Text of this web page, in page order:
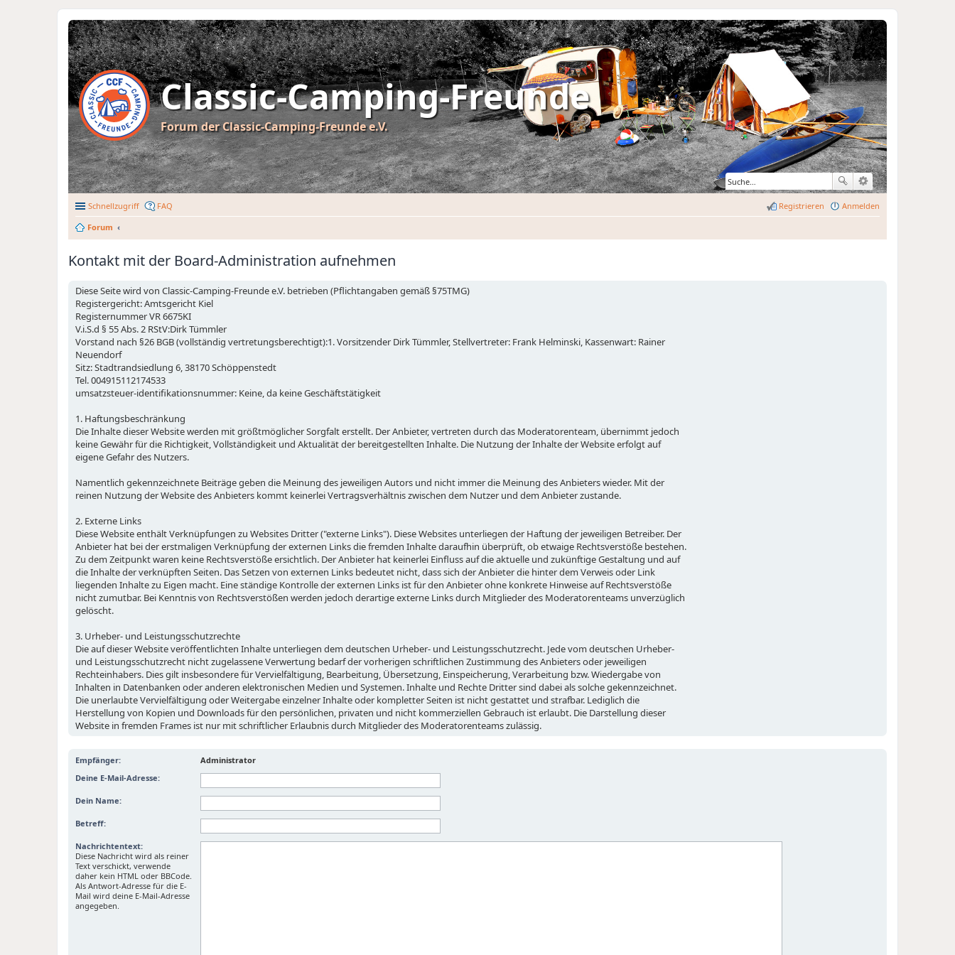
Classic-Camping-Freunde
Forum der Classic-Camping-Freunde e.V.
Schnellzugriff FAQ Anmelden
Registrieren
Forum
Kontakt mit der Board-Administration aufnehmen
Diese Seite wird von Classic-Camping-Freunde e.V. betrieben (Pflichtangaben gemäß §75TMG)
Registergericht: Amtsgericht Kiel
Registernummer VR 6675KI
V.i.S.d § 55 Abs. 2 RStV:Dirk Tümmler
Vorstand nach §26 BGB (vollständig vertretungsberechtigt):1. Vorsitzender Dirk Tümmler, Stellvertreter: Frank Helminski, Kassenwart: Rainer
Neuendorf
Sitz: Stadtrandsiedlung 6, 38170 Schöppenstedt
Tel. 004915112174533
umsatzsteuer-identifikationsnummer: Keine, da keine Geschäftstätigkeit
1. Haftungsbeschränkung
Die Inhalte dieser Website werden mit größtmöglicher Sorgfalt erstellt. Der Anbieter, vertreten durch das Moderatorenteam, übernimmt jedoch
keine Gewähr für die Richtigkeit, Vollständigkeit und Aktualität der bereitgestellten Inhalte. Die Nutzung der Inhalte der Website erfolgt auf
eigene Gefahr des Nutzers.
Namentlich gekennzeichnete Beiträge geben die Meinung des jeweiligen Autors und nicht immer die Meinung des Anbieters wieder. Mit der
reinen Nutzung der Website des Anbieters kommt keinerlei Vertragsverhältnis zwischen dem Nutzer und dem Anbieter zustande.
2. Externe Links
Diese Website enthält Verknüpfungen zu Websites Dritter ("externe Links"). Diese Websites unterliegen der Haftung der jeweiligen Betreiber. Der
Anbieter hat bei der erstmaligen Verknüpfung der externen Links die fremden Inhalte daraufhin überprüft, ob etwaige Rechtsverstöße bestehen.
Zu dem Zeitpunkt waren keine Rechtsverstöße ersichtlich. Der Anbieter hat keinerlei Einfluss auf die aktuelle und zukünftige Gestaltung und auf
die Inhalte der verknüpften Seiten. Das Setzen von externen Links bedeutet nicht, dass sich der Anbieter die hinter dem Verweis oder Link
liegenden Inhalte zu Eigen macht. Eine ständige Kontrolle der externen Links ist für den Anbieter ohne konkrete Hinweise auf Rechtsverstöße
nicht zumutbar. Bei Kenntnis von Rechtsverstößen werden jedoch derartige externe Links durch Mitglieder des Moderatorenteams unverzüglich
gelöscht.
3. Urheber- und Leistungsschutzrechte
Die auf dieser Website veröffentlichten Inhalte unterliegen dem deutschen Urheber- und Leistungsschutzrecht. Jede vom deutschen Urheber-
und Leistungsschutzrecht nicht zugelassene Verwertung bedarf der vorherigen schriftlichen Zustimmung des Anbieters oder jeweiligen
Rechteinhabers. Dies gilt insbesondere für Vervielfältigung, Bearbeitung, Übersetzung, Einspeicherung, Verarbeitung bzw. Wiedergabe von
Inhalten in Datenbanken oder anderen elektronischen Medien und Systemen. Inhalte und Rechte Dritter sind dabei als solche gekennzeichnet.
Die unerlaubte Vervielfältigung oder Weitergabe einzelner Inhalte oder kompletter Seiten ist nicht gestattet und strafbar. Lediglich die
Herstellung von Kopien und Downloads für den persönlichen, privaten und nicht kommerziellen Gebrauch ist erlaubt. Die Darstellung dieser
Website in fremden Frames ist nur mit schriftlicher Erlaubnis durch Mitglieder des Moderatorenteams zulässig.
Empfänger:
Administrator
Deine E-Mail-Adresse:
Dein Name:
Betreff:
Nachrichtentext:
Diese Nachricht wird als reiner
Text verschickt, verwende
daher kein HTML oder BBCode.
Als Antwort-Adresse für die E-
Mail wird deine E-Mail-Adresse
angegeben.